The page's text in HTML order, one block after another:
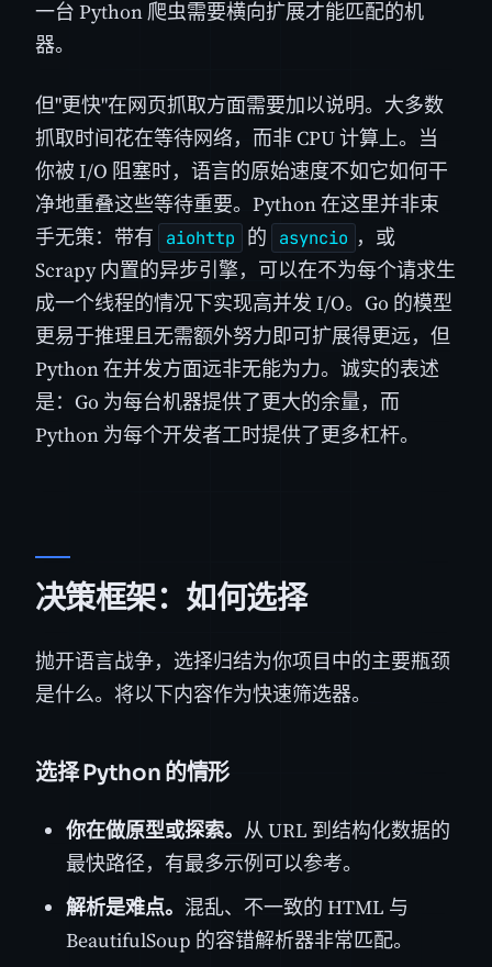
一台 Python 爬虫需要横向扩展才能匹配的机
器。
但"更快"在网页抓取方面需要加以说明。大多数
抓取时间花在等待网络，而非 CPU 计算上。当
你被 I/O 阻塞时，语言的原始速度不如它如何干
净地重叠这些等待重要。Python 在这里并非束
手无策：带有
aiohttp 的 asyncio ，或
Scrapy 内置的异步引擎，可以在不为每个请求生
成一个线程的情况下实现高并发 I/O。Go 的模型
更易于推理且无需额外努力即可扩展得更远，但
Python 在并发方面远非无能为力。诚实的表述
是：Go 为每台机器提供了更大的余量，而
Python 为每个开发者工时提供了更多杠杆。
决策框架：如何选择
抛开语言战争，选择归结为你项目中的主要瓶颈
是什么。将以下内容作为快速筛选器。
选择 Python 的情形
你在做原型或探索。 从 URL 到结构化数据的
最快路径，有最多示例可以参考。
解析是难点。 混乱、不一致的 HTML 与
BeautifulSoup 的容错解析器非常匹配。